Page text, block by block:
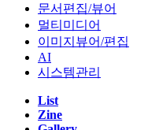
문서편집/뷰어
멀티미디어
이미지뷰어/편집
AI
시스템관리
List
Zine